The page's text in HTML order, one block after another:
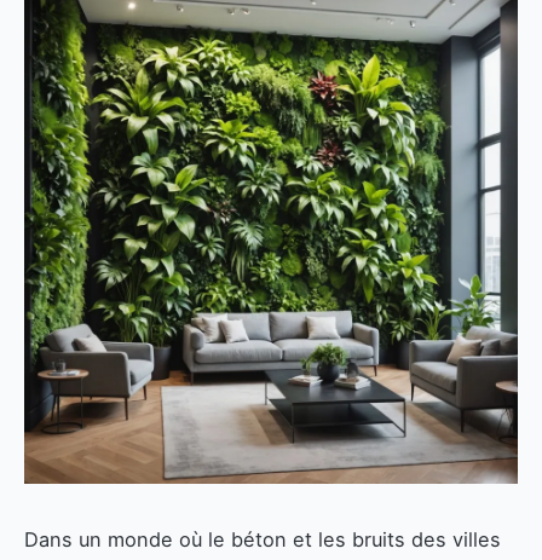
Dans un monde où le béton et les bruits des villes